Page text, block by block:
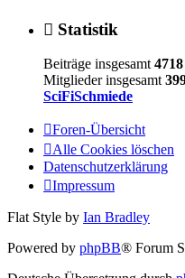
Statistik
Beiträge insgesamt 4718
Mitglieder insgesamt
SciFiSchmiede
Foren-Übersicht
Alle Cookies löschen
Datenschutzerklärung
Impressum
Flat Style by Ian Bradley
Powered by phpBB® Forum